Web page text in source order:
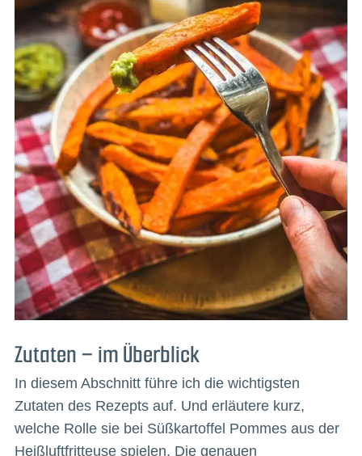
Zutaten – im Überblick
In diesem Abschnitt führe ich die wichtigsten
Zutaten des Rezepts auf. Und erläutere kurz,
welche Rolle sie bei Süßkartoffel Pommes aus der
Heißluftfritteuse spielen. Die genauen